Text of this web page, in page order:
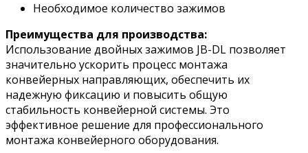
Необходимое количество зажимов
Преимущества для производства:
Использование двойных зажимов JB-DL позволяет
значительно ускорить процесс монтажа
конвейерных направляющих, обеспечить их
надежную фиксацию и повысить общую
стабильность конвейерной системы. Это
эффективное решение для профессионального
монтажа конвейерного оборудования.